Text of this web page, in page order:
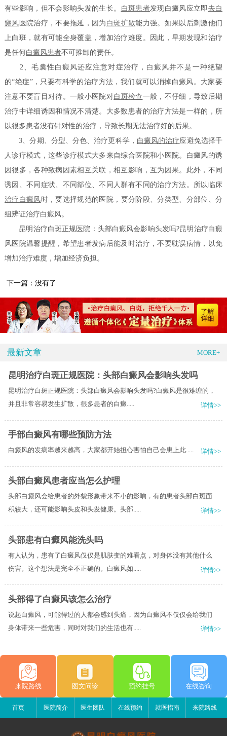
有些影响，但不会影响头发的生长。 白斑患者发现白癜风应立即去白
癜风 医院治疗，不要拖延，因为 白斑扩散能力强。如果以后刺激他们
上白班，就有可能全身覆盖，增加治疗难度。因此，早期发现和治疗
是任何白癜风患者不可推卸的责任。
2、毛囊性白癜风还应注意对症治疗，白癜风并不是一种绝望
的“绝症”，只要有科学的治疗方法，我们就可以消掉白癜风。大家要
注意不要盲目对待。一般小医院对白斑检查一般，不仔细，导致后期
治疗中详细诱因和情况不清楚。大多数患者的治疗方法是一样的，所
以很多患者没有针对性的治疗，导致长期无法治疗好的后果。
3、分期、分型、分色、治疗更科学， 白癜风的治疗应避免选择千
人诊疗模式，这些诊疗模式大多来自综合医院和小医院。白癜风的诱
因很多，各种致病因素相互关联，相互影响，互为因果。此外，不同
诱因、不同症状、不同部位、不同人群有不同的治疗方法。所以临床
治疗白癜风时，要选择规范的医院，要分阶段、分类型、分部位、分
组辨证治疗白癜风。
昆明治疗白斑正规医院：头部白癜风会影响头发吗?昆明治疗白癜
风医院温馨提醒，希望患者发病后能及时治疗，不要耽误病情，以免
增加治疗难度，增加经济负担。
下一篇：没有了
最新文章 MORE+
昆明治疗白斑正规医院：头部白癜风会影响头发吗
昆明治疗白斑正规医院：头部白癜风会影响头发吗?白癜风是很难缠的，
并且非常容易发生扩散，很多患者的白癜.....
详情>>
手部白癜风有哪些预防方法
白癜风的发病率越来越高，大家都开始担心害怕自己会患上此..... 详情>>
头部白癜风患者应当怎么护理
头部白癜风会给患者的外貌形象带来不小的影响，有的患者头部白斑面
积较大，还可能影响头皮和头发健康。头部.....
详情>>
头部患有白癜风能洗头吗
有人认为，患有了白癜风仅仅是肌肤变的难看点，对身体没有其他什么
伤害。这个想法是完全不正确的。白癜风如.....
详情>>
头部得了白癜风该怎么治疗
说起白癜风，可能得过的人都会感到头痛，因为白癜风不仅仅会给我们
身体带来一些危害，同时对我们的生活也有.....
详情>>
来院路线 图文问诊 预约挂号 在线咨询
首页 医院简介 医生团队 在线预约 就医指南 来院路线